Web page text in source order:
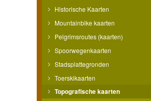
Historische Kaarten
Mountainbike kaarten
Pelgrimsroutes (kaarten)
Spoorwegenkaarten
Stadsplattegronden
Toerskikaarten
Topografische kaarten